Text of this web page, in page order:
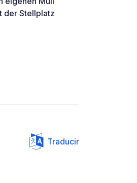
der Stellplatz
Traducir